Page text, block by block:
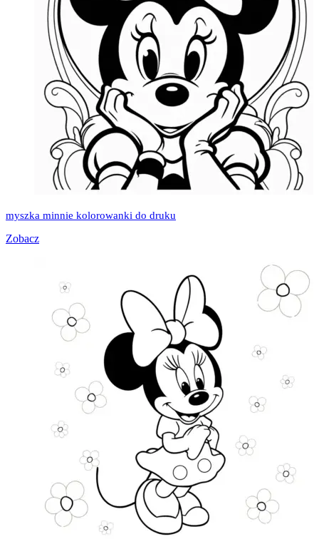
myszka minnie kolorowanki do druku
Zobacz